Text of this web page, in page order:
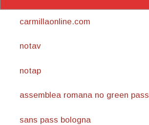
carmillaonline.com
notav
notap
assemblea romana no green pass
sans pass bologna